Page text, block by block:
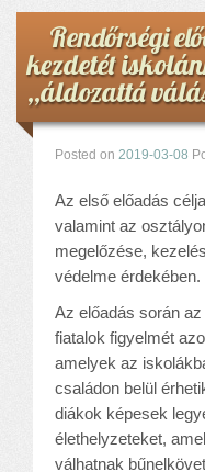
Rendőrségi
kezdetét
,,áldozattá
Posted on 2019-03-08
Az első előadás
valamint az
megelőzése,
védelme érdekében.
Az előadás során
fiatalok figyelmét
amelyek az
családon belül
diákok képesek
élethelyzeteket,
válhatnak